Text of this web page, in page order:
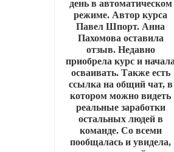
день в автоматическом
режиме. Автор курса
Павел Шпорт. Анна
Пахомова оставила
отзыв. Недавно
приобрела курс и
осваивать. Также есть
ссылка на общий чат, в
котором можно видеть
реальные заработки
остальных людей в
команде. Со всеми
пообщалась и увидела,